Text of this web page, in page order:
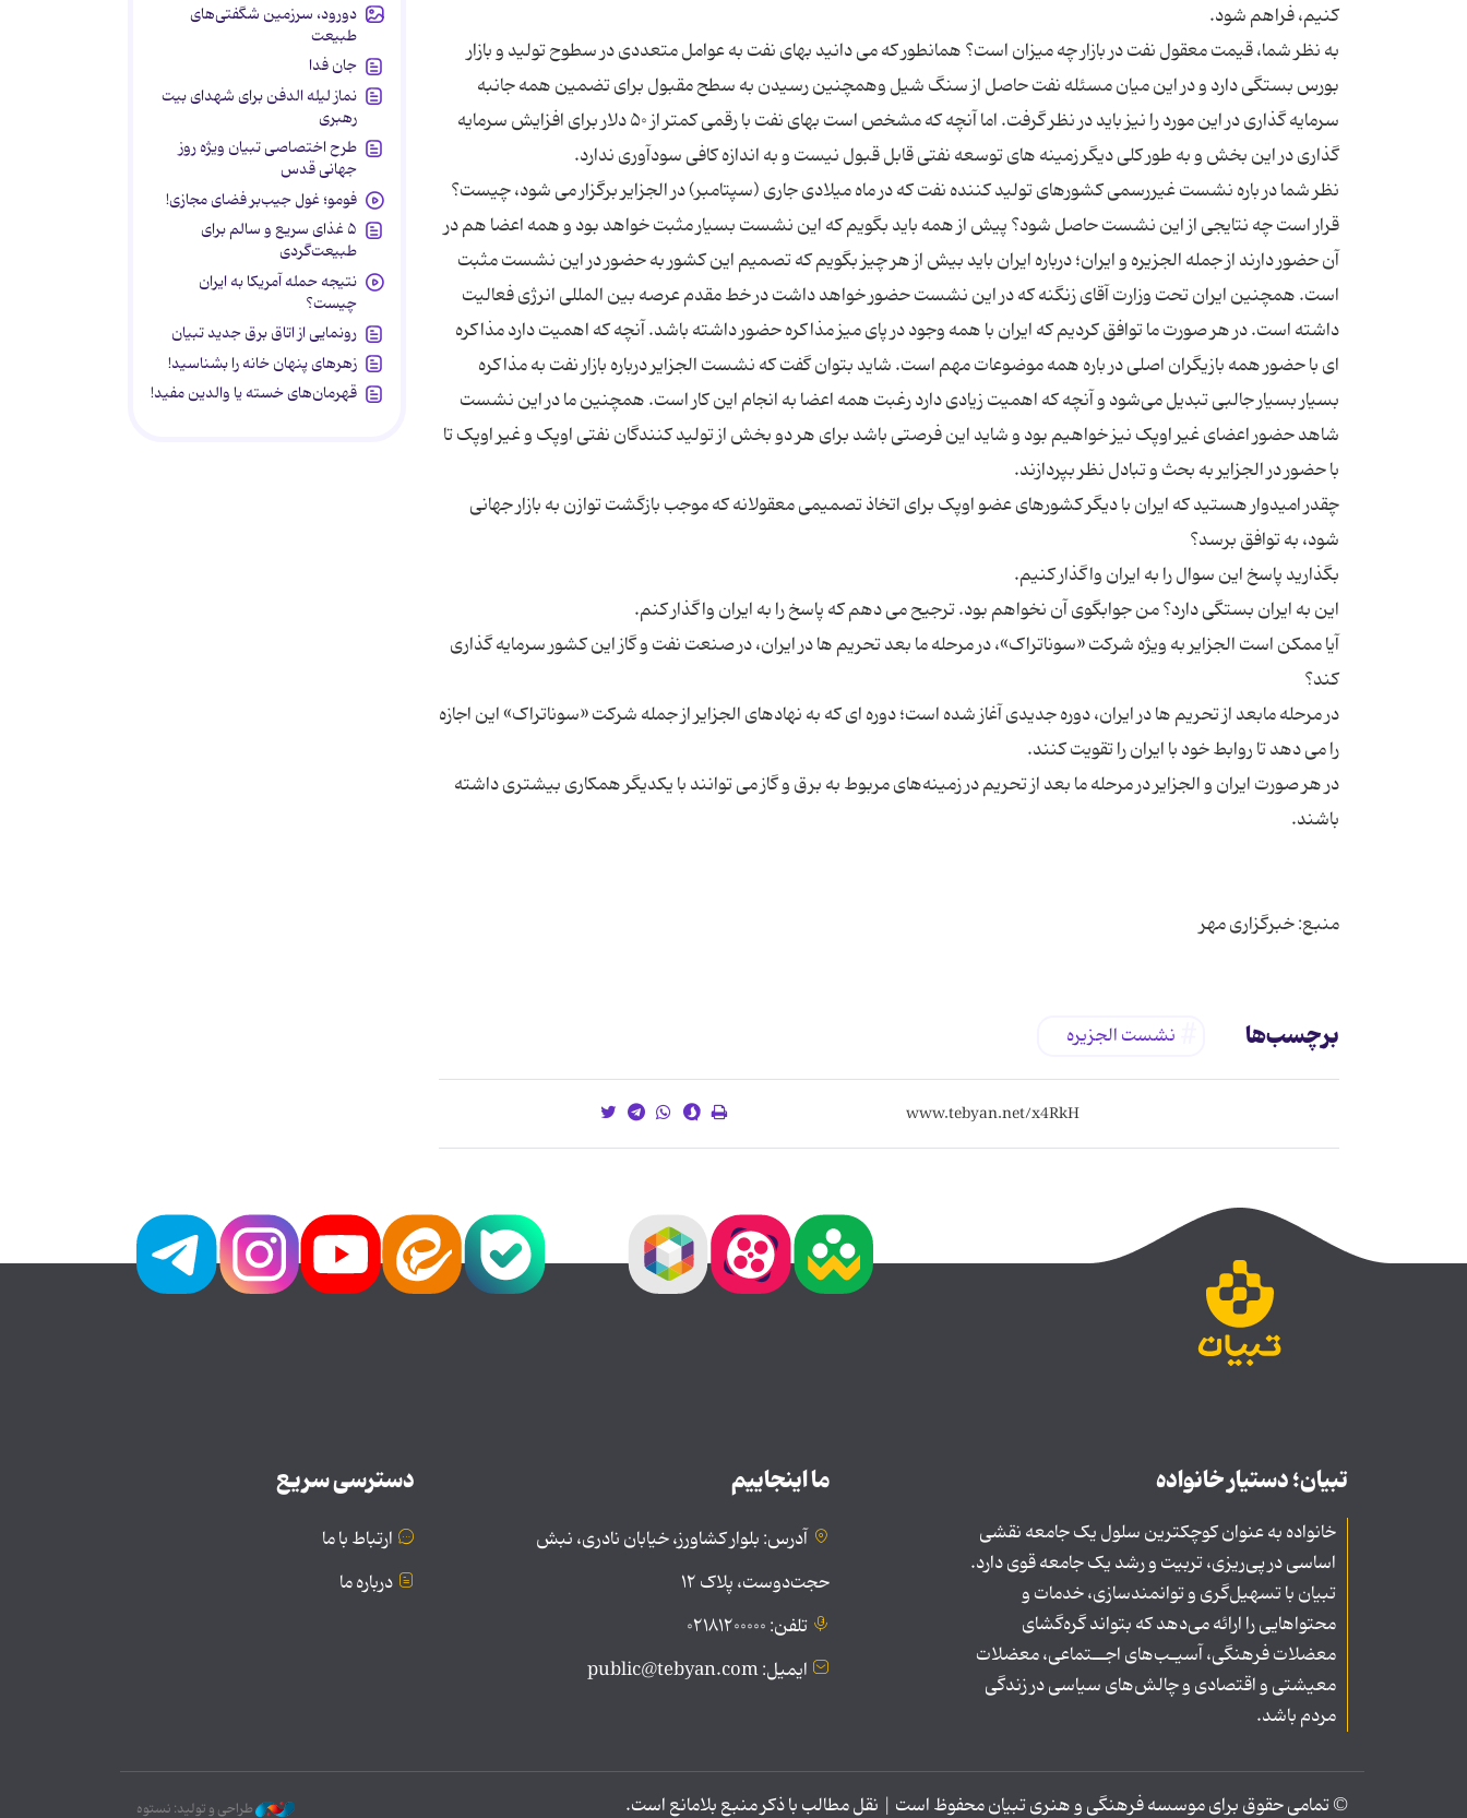
به نظر شما، قیمت معقول نفت در بازار چه میزان است؟ همانطور که می دانید بهای نفت به عوامل متعددی در سطوح تولید و بازار
بورس بستگی دارد و در این میان مسئله نفت حاصل از سنگ شیل وهمچنین رسیدن به سطح مقبول برای تضمین همه جانبه
سرمایه گذاری در این مورد را نیز باید در نظر گرفت. اما آنچه که مشخص است بهای نفت با رقمی کمتر از ۵۰ دلار برای افزایش سرمایه
نظر شما در باره نشست غیررسمی کشورهای تولید کننده نفت که در ماه میلادی جاری (سپتامبر) در الجزایر برگزار می شود، چیست؟
قرار است چه نتایجی از این نشست حاصل شود؟ پیش از همه باید بگویم که این نشست بسیار مثبت خواهد بود و همه اعضا هم در
آن حضور دارند از جمله الجزیره و ایران؛ درباره ایران باید بیش از هر چیز بگویم که تصمیم این کشور به حضور در این نشست مثبت
است. همچنین ایران تحت وزارت آقای زنگنه که در این نشست حضور خواهد داشت در خط مقدم عرصه بین المللی انرژی فعالیت
داشته است. در هر صورت ما توافق کردیم که ایران با همه وجود در پای میز مذاکره حضور داشته باشد. آنچه که اهمیت دارد مذاکره
ای با حضور همه بازیگران اصلی در باره همه موضوعات مهم است. شاید بتوان گفت که نشست الجزایر درباره بازار نفت به مذاکره
بسیار بسیار جالبی تبدیل می‌شود و آنچه که اهمیت زیادی دارد رغبت همه اعضا به انجام این کار است. همچنین ما در این نشست
شاهد حضور اعضای غیر اوپک نیز خواهیم بود و شاید این فرصتی باشد برای هر دو بخش از تولید کنندگان نفتی اوپک و غیر اوپک تا
چقدر امیدوار هستید که ایران با دیگر کشورهای عضو اوپک برای اتخاذ تصمیمی معقولانه که موجب بازگشت توازن به بازار جهانی
آیا ممکن است الجزایر به ویژه شرکت «سوناتراک»، در مرحله ما بعد تحریم ها در ایران، در صنعت نفت و گاز این کشور سرمایه گذاری
در مرحله مابعد از تحریم ها در ایران، دوره جدیدی آغاز شده است؛ دوره ای که به نهادهای الجزایر از جمله شرکت «سوناتراک» این اجازه
در هر صورت ایران و الجزایر در مرحله ما بعد از تحریم در زمینه‌های مربوط به برق و گاز می توانند با یکدیگر همکاری بیشتری داشته
منبع: خبرگزاری مهر
برچسب‌ها نشست الجزیره
دورود، سرزمین شگفتی‌های
طبیعت
جان فدا
نماز لیله الدفن برای شهدای بیت
رهبری
طرح اختصاصی تبیان ویژه روز
جهانی قدس
فومو؛ غول جیب‌بر فضای مجازی!
۵ غذای سریع و سالم برای
طبیعت‌گردی
نتیجه حمله آمریکا به ایران
چیست؟
رونمایی از اتاق برق جدید تبیان
زهرهای پنهان خانه را بشناسید!
قهرمان‌های خسته یا والدین مفید!
تبیان؛ دستیار خانواده
خانواده به عنوان کوچکترین سلول یک جامعه نقشی
اساسی در پی‌ریزی، تربیت و رشد یک جامعه قوی دارد.
تبیان با تسهیل‌گری و توانمندسازی، خدمات و
محتواهایی را ارائه می‌دهد که بتواند گره‌گشای
معضلات فرهنگی، آسیـب‌های اجــتماعی، معضلات
معیشتی و اقتصادی و چالش‌های سیاسی در زندگی
مردم باشد.
ما اینجاییم
آدرس: بلوار کشاورز، خیابان نادری، نبش
حجت‌دوست، پلاک ۱۲
تلفن: ۰۲۱۸۱۲۰۰۰۰۰
ایمیل: public@tebyan.com
دسترسی سریع
ارتباط با ما
درباره ما
© تمامی حقوق برای موسسه فرهنگی و هنری تبیان محفوظ است | نقل مطالب با ذکر منبع بلامانع است. طراحی و تولید: نستوه